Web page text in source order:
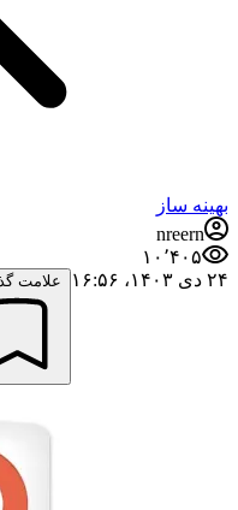
بهینه ساز
nreern
۱۰٬۴۰۵
۲۴ دی ۱۴۰۳،‏ ۱۶:۵۶
علامت